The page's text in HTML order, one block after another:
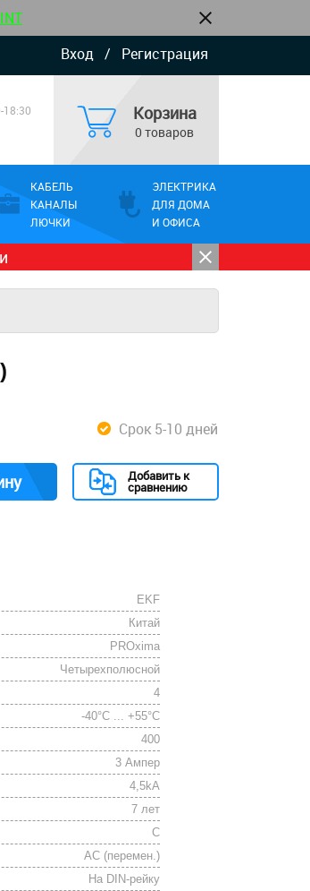
Вход / Регистрация
18:30
Корзина
0 товаров
КАБЕЛЬ
КАНАЛЫ
ЛЮЧКИ
ЭЛЕКТРИКА
ДЛЯ ДОМА
И ОФИСА
Срок 5-10 дней
Добавить к
сравнению
EKF
Китай
PROxima
Четырехполюсной
4
-40°C ... +55°C
400
3 Ампер
4,5kА
7 лет
C
АС (перемен.)
На DIN-рейку